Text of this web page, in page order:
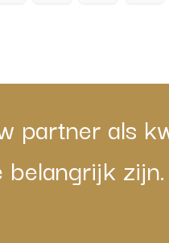
partner als
belangrijk zijn.